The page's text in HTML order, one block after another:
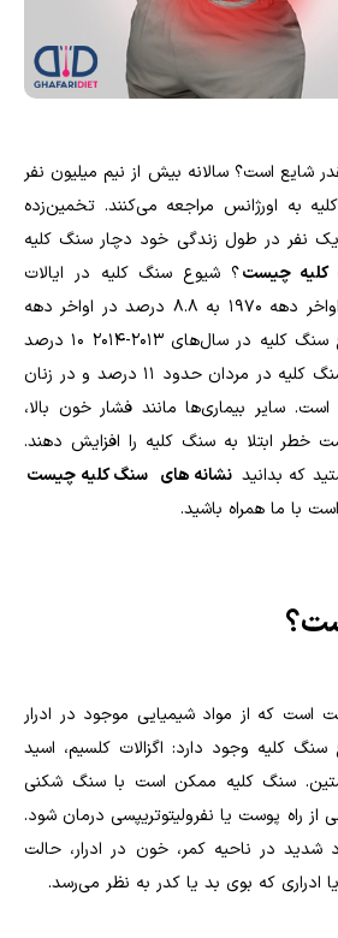
شایع است؟ سالانه بیش از نیم میلیون نفر
به اورژانس مراجعه می‌کنند. تخمین‌زده
نفر در طول زندگی خود دچار سنگ کلیه
چیست؟ شیوع سنگ کلیه در ایالات
متحده از 3.8 درصد در اواخر دهه 1970 به 8.8 درصد در اواخر دهه
2000 افزایش یافت. شیوع سنگ کلیه در سال‌های 2013-2014 10 درصد
بوده است. خطر ابتلا به سنگ کلیه در مردان حدود 11 درصد و در زنان
سایر بیماری‌ها مانند فشار خون بالا،
ابتلا به سنگ کلیه را افزایش دهند.
که بدانید نشانه‌ های سنگ کلیه چیست
با ما همراه باشید.
که از مواد شیمیایی موجود در ادرار
کلیه وجود دارد: اگزالات کلسیم، اسید
سنگ کلیه ممکن است با سنگ شکنی
از راه پوست یا نفرولیتوتریپسی درمان شود.
شدید در ناحیه کمر، خون در ادرار، حالت
ادراری که بوی بد یا کدر به نظر می‌رسد.